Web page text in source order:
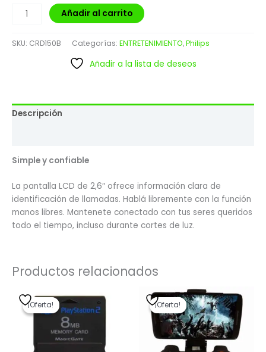
Añadir al carrito
SKU: CRD150B Categorías: ENTRETENIMIENTO,Philips
Añadir a la lista de deseos
Descripción
Simple y confiable
La pantalla LCD de 2,6″ ofrece información clara de
identificación de llamadas. Hablá libremente con la función
manos libres. Mantenete conectado con tus seres queridos
todo el tiempo, incluso durante cortes de luz.
Productos relacionados
¡Oferta!
¡Oferta!precio
original
$ 99,00.
precio
actual
es:
$ 79,20.
¡Oferta!
¡Oferta!
El
precio
original
era:
$ 2.000,00.
El
precio
actual
es:
$ 1.600,00.